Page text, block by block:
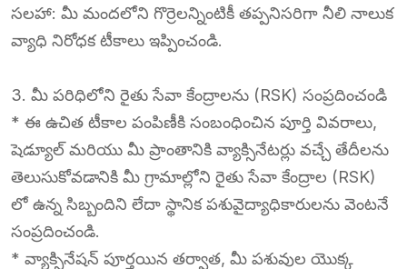
సలహా: మీ మందలోని గొర్రెలన్నింటికీ తప్పనిసరిగా నీలి నాలుక
వ్యాధి నిరోధక టీకాలు ఇప్పించండి.
3. మీ పరిధిలోని రైతు సేవా కేంద్రాలను (RSK) సంప్రదించండి
* ఈ ఉచిత టీకాల పంపిణీకి సంబంధించిన పూర్తి వివరాలు,
షెడ్యూల్ మరియు మీ ప్రాంతానికి వ్యాక్సినేటర్లు వచ్చే తేదీలను
తెలుసుకోవడానికి మీ గ్రామాల్లోని రైతు సేవా కేంద్రాల (RSK)
లో ఉన్న సిబ్బందిని లేదా స్థానిక పశువైద్యాధికారులను వెంటనే
సంప్రదించండి.
* వ్యాక్సినేషన్ పూర్తయిన తర్వాత, మీ పశువుల యొక్క